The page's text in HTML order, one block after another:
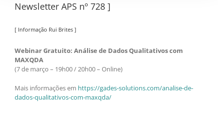
Newsletter APS nº 728 ]
[ Informação Rui Brites ]
Webinar Gratuito: Análise de Dados Qualitativos com
MAXQDA
(7 de março – 19h00 / 20h00 – Online)
Mais informações em https://gades-solutions.com/analise-de-
dados-qualitativos-com-maxqda/